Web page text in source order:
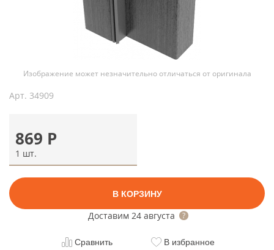
Изображение может незначительно отличаться от оригинала
Арт. 34909
869 Р
1 шт.
В КОРЗИНУ
Доставим 24 августа
Сравнить В избранное